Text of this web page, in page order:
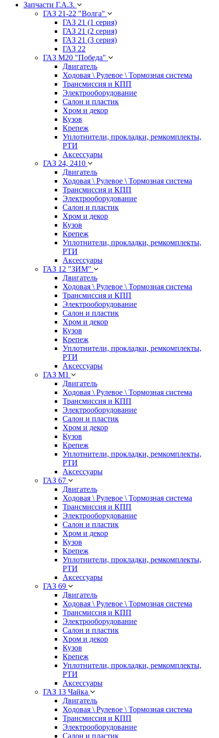
Запчасти Г.А.З.
ГАЗ 21-22 "Волга"
ГАЗ 21 (1 серия)
ГАЗ 21 (2 серия)
ГАЗ 21 (3 серия)
ГАЗ 22
ГАЗ М20 "Победа"
Двигатель
Ходовая \ Рулевое \ Тормозная система
Трансмиссия и КПП
Электрооборудование
Салон и пластик
Хром и декор
Кузов
Крепеж
Уплотнители, прокладки, ремкомплекты,
РТИ
Аксессуары
ГАЗ 24, 2410
Двигатель
Ходовая \ Рулевое \ Тормозная система
Трансмиссия и КПП
Электрооборудование
Салон и пластик
Хром и декор
Кузов
Крепеж
Уплотнители, прокладки, ремкомплекты,
РТИ
Аксессуары
ГАЗ 12 "ЗИМ"
Двигатель
Ходовая \ Рулевое \ Тормозная система
Трансмиссия и КПП
Электрооборудование
Салон и пластик
Хром и декор
Кузов
Крепеж
Уплотнители, прокладки, ремкомплекты,
РТИ
Аксессуары
ГАЗ М1
Двигатель
Ходовая \ Рулевое \ Тормозная система
Трансмиссия и КПП
Электрооборудование
Салон и пластик
Хром и декор
Кузов
Крепеж
Уплотнители, прокладки, ремкомплекты,
РТИ
Аксессуары
ГАЗ 67
Двигатель
Ходовая \ Рулевое \ Тормозная система
Трансмиссия и КПП
Электрооборудование
Салон и пластик
Хром и декор
Кузов
Крепеж
Уплотнители, прокладки, ремкомплекты,
РТИ
Аксессуары
ГАЗ 69
Двигатель
Ходовая \ Рулевое \ Тормозная система
Трансмиссия и КПП
Электрооборудование
Салон и пластик
Хром и декор
Кузов
Крепеж
Уплотнители, прокладки, ремкомплекты,
РТИ
Аксессуары
ГАЗ 13 Чайка
Двигатель
Ходовая \ Рулевое \ Тормозная система
Трансмиссия и КПП
Электрооборудование
Салон и пластик